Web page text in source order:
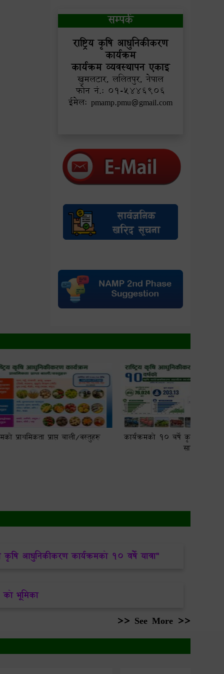
सम्पर्क
राष्ट्रिय कृषि आधुनिकीकरण
कार्यक्रम
कार्यक्रम व्यवस्थापन एकाइ
खुमलटार, ललितपुर, नेपाल
फोन नं.: ०१-५४४६९०६
ईमेल: pmamp.pmu@gmail.com
वस्तुहरु
कार्यक्रमको १० बर्षे कृषि यान्त्रिकीकरण सहयोग
आधुनिकीकरण कार्यक्रमको १० वर्षे यात्रा"
भूमिका
>> See More >>